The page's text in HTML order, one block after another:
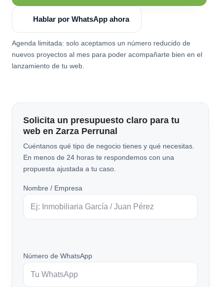
Hablar por WhatsApp ahora
Agenda limitada: solo aceptamos un número reducido de
nuevos proyectos al mes para poder acompañarte bien en el
lanzamiento de tu web.
Solicita un presupuesto claro para tu
web en Zarza Perrunal
Cuéntanos qué tipo de negocio tienes y qué necesitas.
En menos de 24 horas te respondemos con una
propuesta ajustada a tu caso.
Nombre / Empresa
Número de WhatsApp